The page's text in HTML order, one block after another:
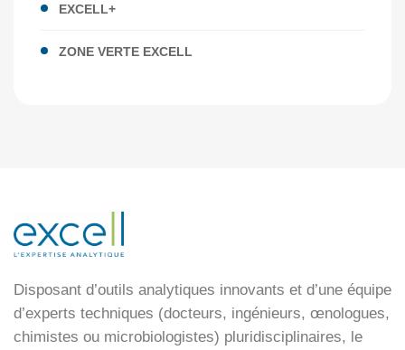
EXCELL+
ZONE VERTE EXCELL
Disposant d’outils analytiques innovants et d’une équipe
d’experts techniques (docteurs, ingénieurs, œnologues,
chimistes ou microbiologistes) pluridisciplinaires, le